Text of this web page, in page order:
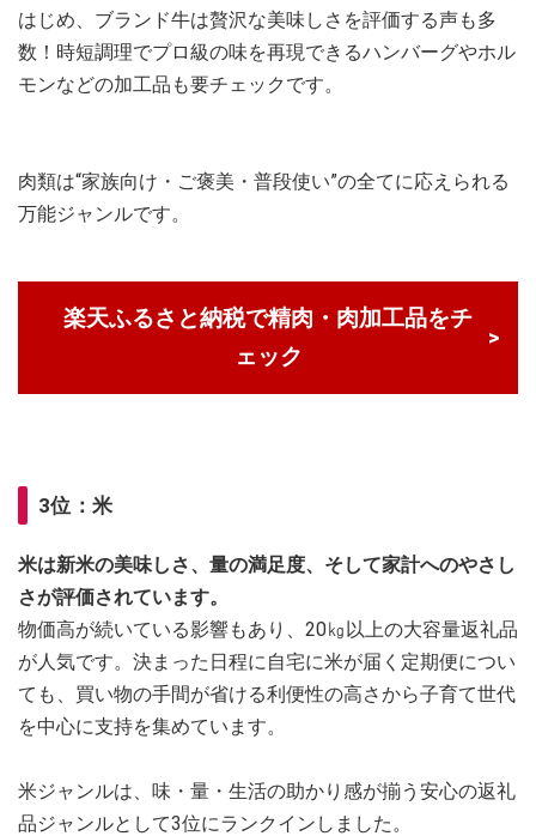
はじめ、ブランド牛は贅沢な美味しさを評価する声も多
数！時短調理でプロ級の味を再現できるハンバーグやホル
モンなどの加工品も要チェックです。
肉類は“家族向け・ご褒美・普段使い”の全てに応えられる
万能ジャンルです。
楽天ふるさと納税で精肉・肉加工品をチ
ェック
3位：米
米は新米の美味しさ、量の満足度、そして家計へのやさし
さが評価されています。
物価高が続いている影響もあり、20㎏以上の大容量返礼品
が人気です。決まった日程に自宅に米が届く定期便につい
ても、買い物の手間が省ける利便性の高さから子育て世代
を中心に支持を集めています。
米ジャンルは、味・量・生活の助かり感が揃う安心の返礼
品ジャンルとして3位にランクインしました。